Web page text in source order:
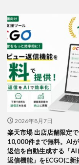
2026年8月7日
楽天市場 出店店舗限定
10,000件まで無料。AI
返信を自動生成する「AI
返信機能」をECGOに新